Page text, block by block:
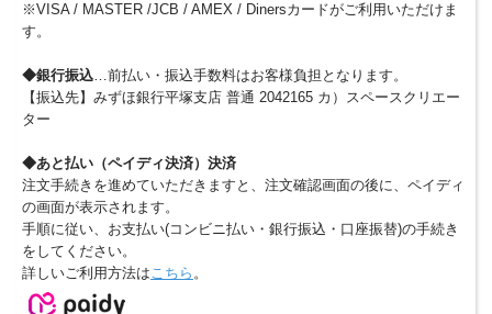
※VISA / MASTER /JCB / AMEX / Dinersカードがご利用いただけま
す。
◆銀行振込…前払い・振込手数料はお客様負担となります。
【振込先】みずほ銀行平塚支店 普通 2042165 カ）スペースクリエー
ター
◆あと払い（ペイディ決済）決済
注文手続きを進めていただきますと、注文確認画面の後に、ペイディ
の画面が表示されます。
手順に従い、お支払い(コンビニ払い・銀行振込・口座振替)の手続き
をしてください。
詳しいご利用方法はこちら 。